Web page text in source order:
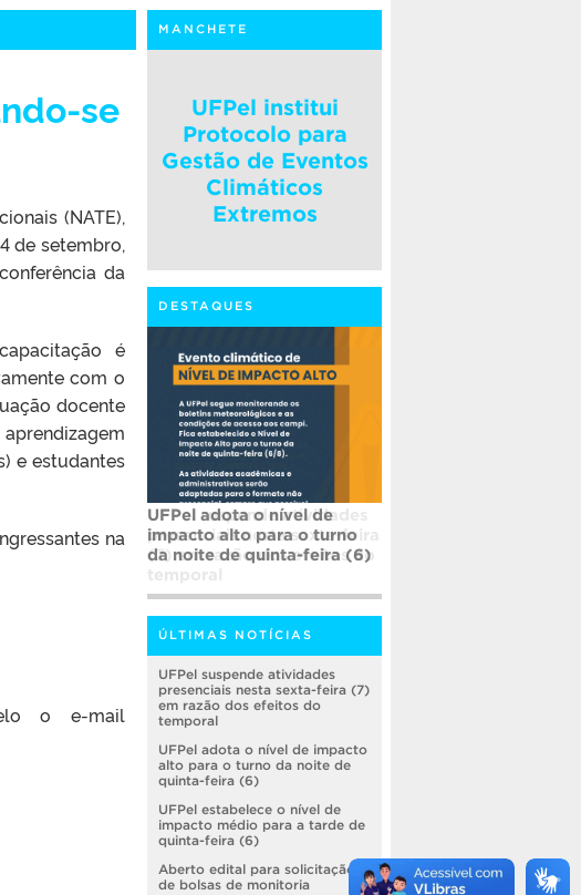
se
(NATE),
de setembro,
da
é
com o
docente
e estudantes
na
o e-mail
MANCHETE
UFPel institui
Protocolo para
Gestão de Eventos
Climáticos
Extremos
DESTAQUES
UFPel adota o nível de
impacto alto para o turno
da noite de quinta-feira (6)
ÚLTIMAS NOTÍCIAS
UFPel suspende atividades
presenciais nesta sexta-feira (7)
em razão dos efeitos do
temporal
UFPel adota o nível de impacto
alto para o turno da noite de
quinta-feira (6)
UFPel estabelece o nível de
impacto médio para a tarde de
quinta-feira (6)
Aberto edital para solicitação
de bolsas de monitoria